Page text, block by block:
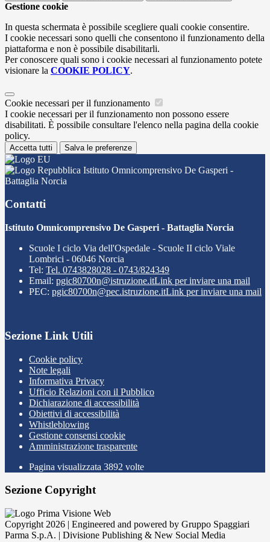
Gestione cookie
In questa schermata è possibile scegliere quali cookie consentire.
I cookie necessari sono quelli che consentono il funzionamento della
piattaforma e non è possibile disabilitarli.
Per conoscere quali sono i cookie necessari al funzionamento potete
visionare la COOKIE POLICY.
Cookie necessari per il funzionamento
I cookie necessari per il funzionamento non possono essere
disabilitati. È possibile consultare l'elenco nella pagina della cookie
policy.
Accetta tutti Salva le preferenze
Istituto Omnicomprensivo De Gasperi -
Battaglia Norcia
Contatti
Istituto Omnicomprensivo De Gasperi - Battaglia Norcia
Scuole I ciclo Via dell'Ospedale - Scuole II ciclo Viale
Lombrici - 06046 Norcia
Tel: Tel. 0743828028 - 0743/824349
Email: pgic80700n@istruzione.itLink per inviare una mail
PEC: pgic80700n@pec.istruzione.itLink per inviare una mail
Sezione Link Utili
Cookie policy
Note legali
Informativa Privacy
Ufficio Relazioni con il Pubblico
Dichiarazione di accessibilità
Obiettivi di accessibilità
Whistleblowing
Gestione consensi cookie
Amministrazione trasparente
Pagina visualizzata 3892 volte
Sezione Copyright
Copyright 2026 | Engineered and powered by Gruppo Spaggiari
Parma S.p.A. | Divisione Publishing & New Social Media